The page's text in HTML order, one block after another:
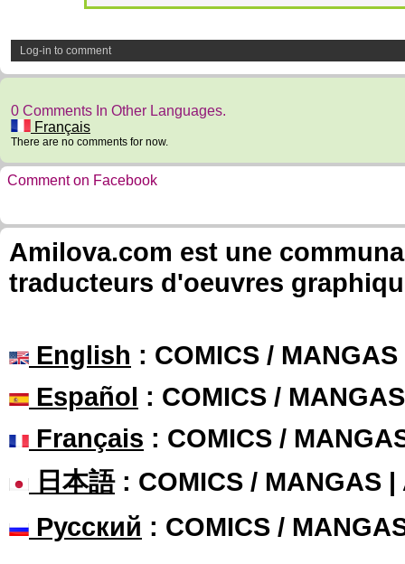
Log-in to comment
0 Comments In Other Languages.
Français
There are no comments for now.
Comment on Facebook
Amilova.com est une
traducteurs d'oeuvres
English : COMICS /
Español : COMICS /
Français : COMICS /
日本語: COMICS / MANGAS |
Русский : COMICS /